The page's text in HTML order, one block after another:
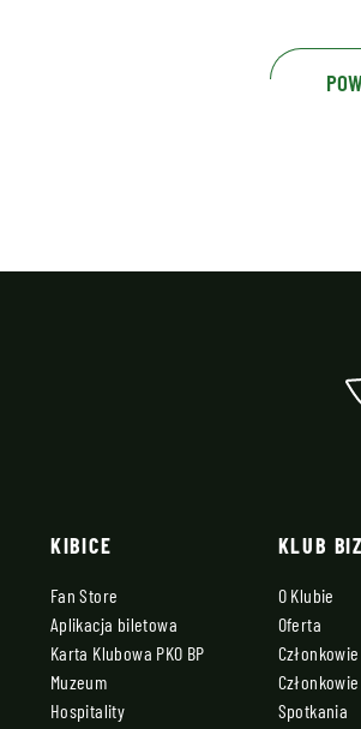
KIBICE
Fan Store
Aplikacja biletowa
Karta Klubowa PKO BP
Muzeum
Hospitality
KLUB
O Klubie
Oferta
Członkowie
Spotkania